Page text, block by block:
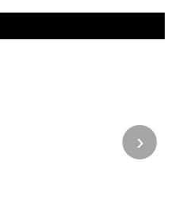
›